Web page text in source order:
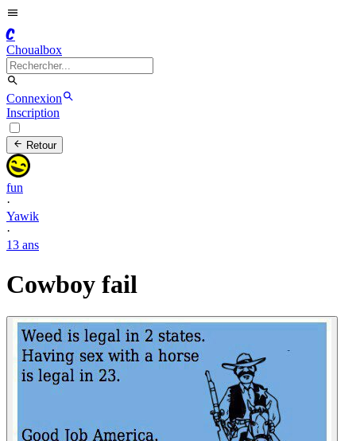
C
Choualbox
Connexion
Inscription
Retour
fun
·
Yawik
·
13 ans
Cowboy fail